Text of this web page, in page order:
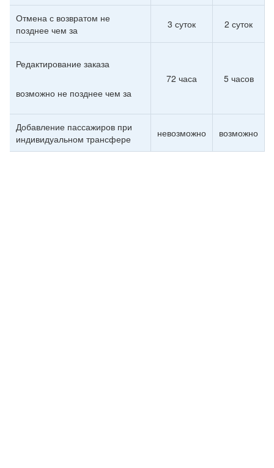
Отмена с возвратом не
позднее чем за
3 суток 2 суток
Редактирование заказа
возможно не позднее чем за
72 часа 5 часов
Добавление пассажиров при
индивидуальном трансфере
невозможно возможно